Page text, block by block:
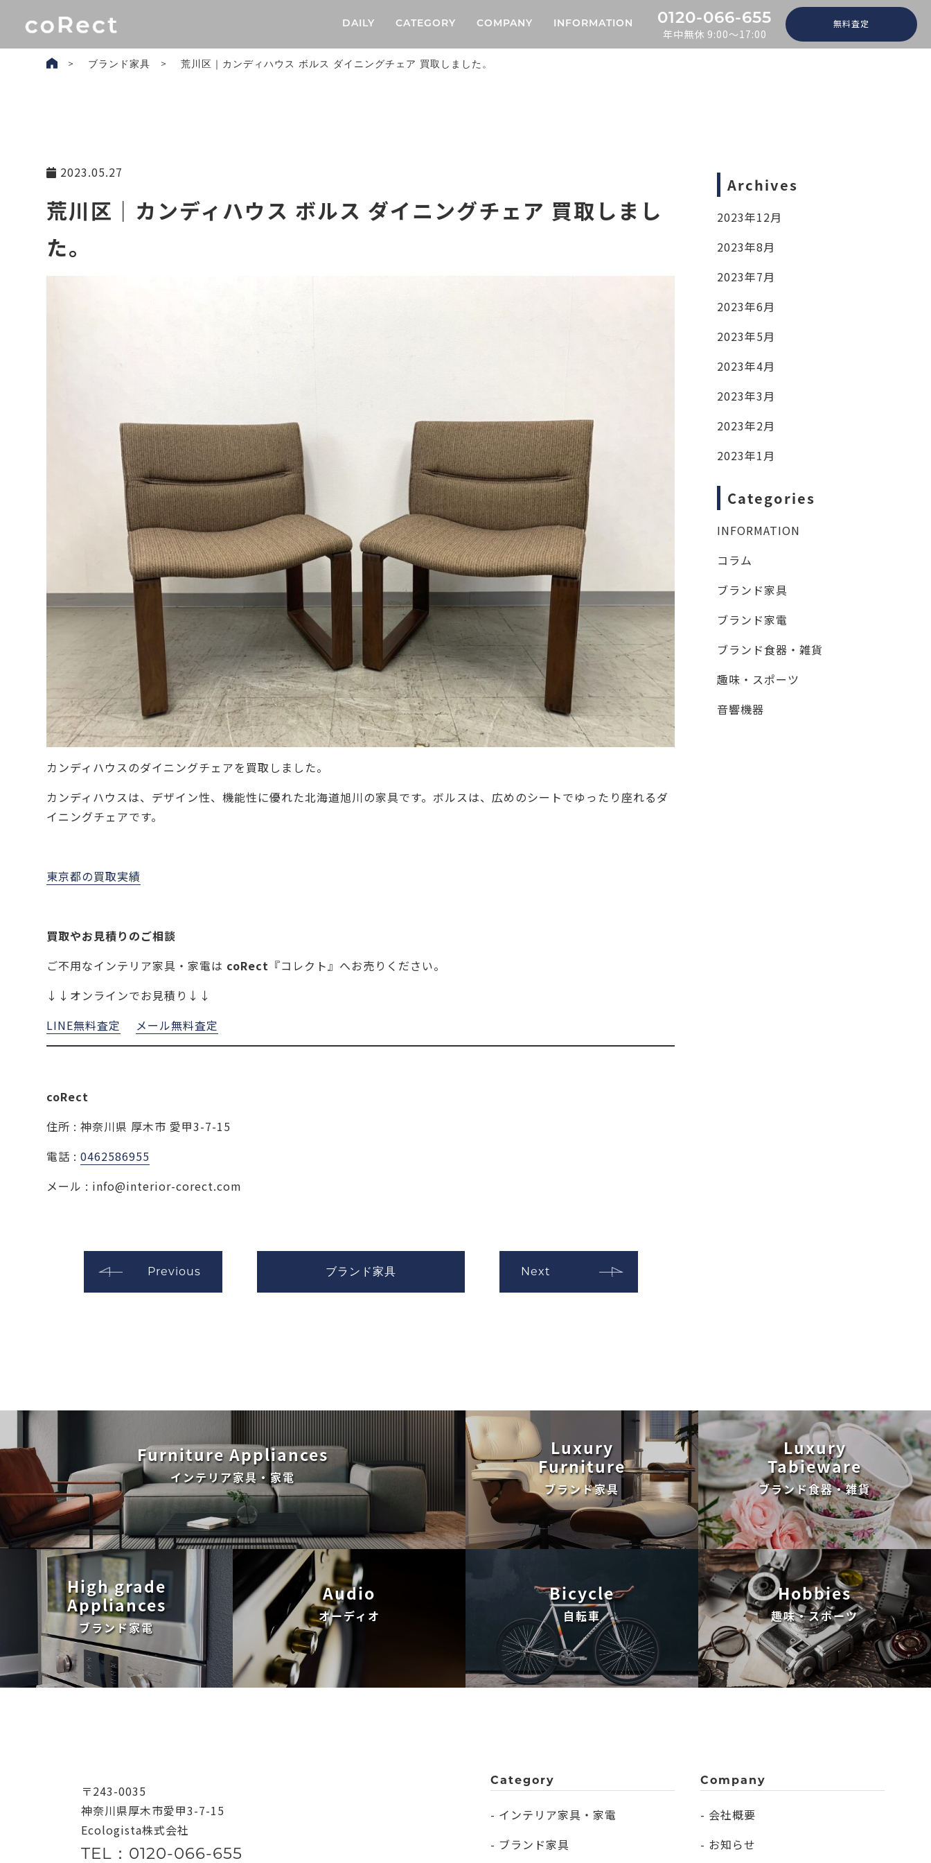
DAILY CATEGORY COMPANY INFORMATION 0120-066-655
年中無休 9:00～17:00
無料査定
ブランド家具 荒川区｜カンディハウス ボルス ダイニングチェア 買取しました。
2023.05.27
荒川区｜カンディハウス ボルス ダイニングチェア 買取しまし
た。
カンディハウスのダイニングチェアを買取しました。
カンディハウスは、デザイン性、機能性に優れた北海道旭川の家具です。ボルスは、広めのシートでゆったり座れるダ
イニングチェアです。
東京都の買取実績
買取やお見積りのご相談
ご不用なインテリア家具・家電は coRect 『コレクト』へお売りください。
↓↓オンラインでお見積り↓↓
LINE無料査定
メール無料査定
coRect
住所 : 神奈川県 厚木市 愛甲3-7-15
電話 :0462586955
メール : info@interior-corect.com
Previous ブランド家具 Next
Archives
2023年12月
2023年8月
2023年7月
2023年6月
2023年5月
2023年4月
2023年3月
2023年2月
2023年1月
Categories
INFORMATION
コラム
ブランド家具
ブランド家電
ブランド食器・雑貨
趣味・スポーツ
音響機器
Furniture Appliances
インテリア家具・家電
Luxury
Furniture
ブランド家具
Luxury
Tabieware
ブランド食器・雑貨
High grade
Appliances
ブランド家電
Audio
オーディオ
Bicycle
自転車
Hobbies
趣味・スポーツ
〒243-0035
神奈川県厚木市愛甲3-7-15
Ecologista株式会社
TEL：0120-066-655
Category
- インテリア家具・家電
- ブランド家具
Company
- 会社概要
- お知らせ